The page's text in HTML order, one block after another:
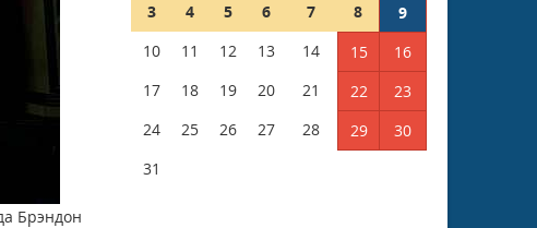
Брэндон
3
4 5 6 7 8
9
10
11 12 13 14 15
16
17
18 19 20 21 22
23
24
25 26 27 28 29
30
31